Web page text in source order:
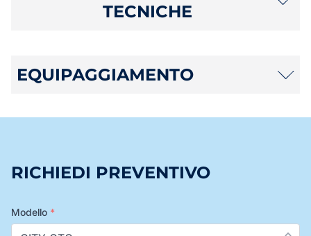
TECNICHE
EQUIPAGGIAMENTO
RICHIEDI PREVENTIVO
Modello *